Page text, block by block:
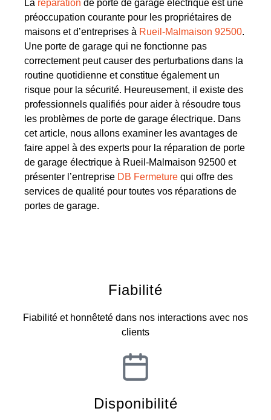
La réparation de porte de garage électrique est une
préoccupation courante pour les propriétaires de
maisons et d’entreprises à Rueil-Malmaison 92500.
Une porte de garage qui ne fonctionne pas
correctement peut causer des perturbations dans la
routine quotidienne et constitue également un
risque pour la sécurité. Heureusement, il existe des
professionnels qualifiés pour aider à résoudre tous
les problèmes de porte de garage électrique. Dans
cet article, nous allons examiner les avantages de
faire appel à des experts pour la réparation de porte
de garage électrique à Rueil-Malmaison 92500 et
présenter l’entreprise DB Fermeture qui offre des
services de qualité pour toutes vos réparations de
portes de garage.
Fiabilité
Fiabilité et honnêteté dans nos interactions avec nos
clients
Disponibilité